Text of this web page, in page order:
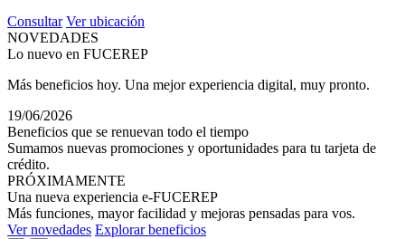
Consultar Ver ubicación
NOVEDADES
Lo nuevo en FUCEREP
Más beneficios hoy. Una mejor experiencia digital, muy pronto.
19/06/2026
Beneficios que se renuevan todo el tiempo
Sumamos nuevas promociones y oportunidades para tu tarjeta de
crédito.
PRÓXIMAMENTE
Una nueva experiencia e-FUCEREP
Más funciones, mayor facilidad y mejoras pensadas para vos.
Ver novedades Explorar beneficios